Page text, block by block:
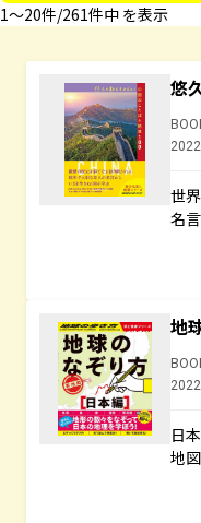
1〜20件/261件中 を表示
悠
世
名
地
日
地